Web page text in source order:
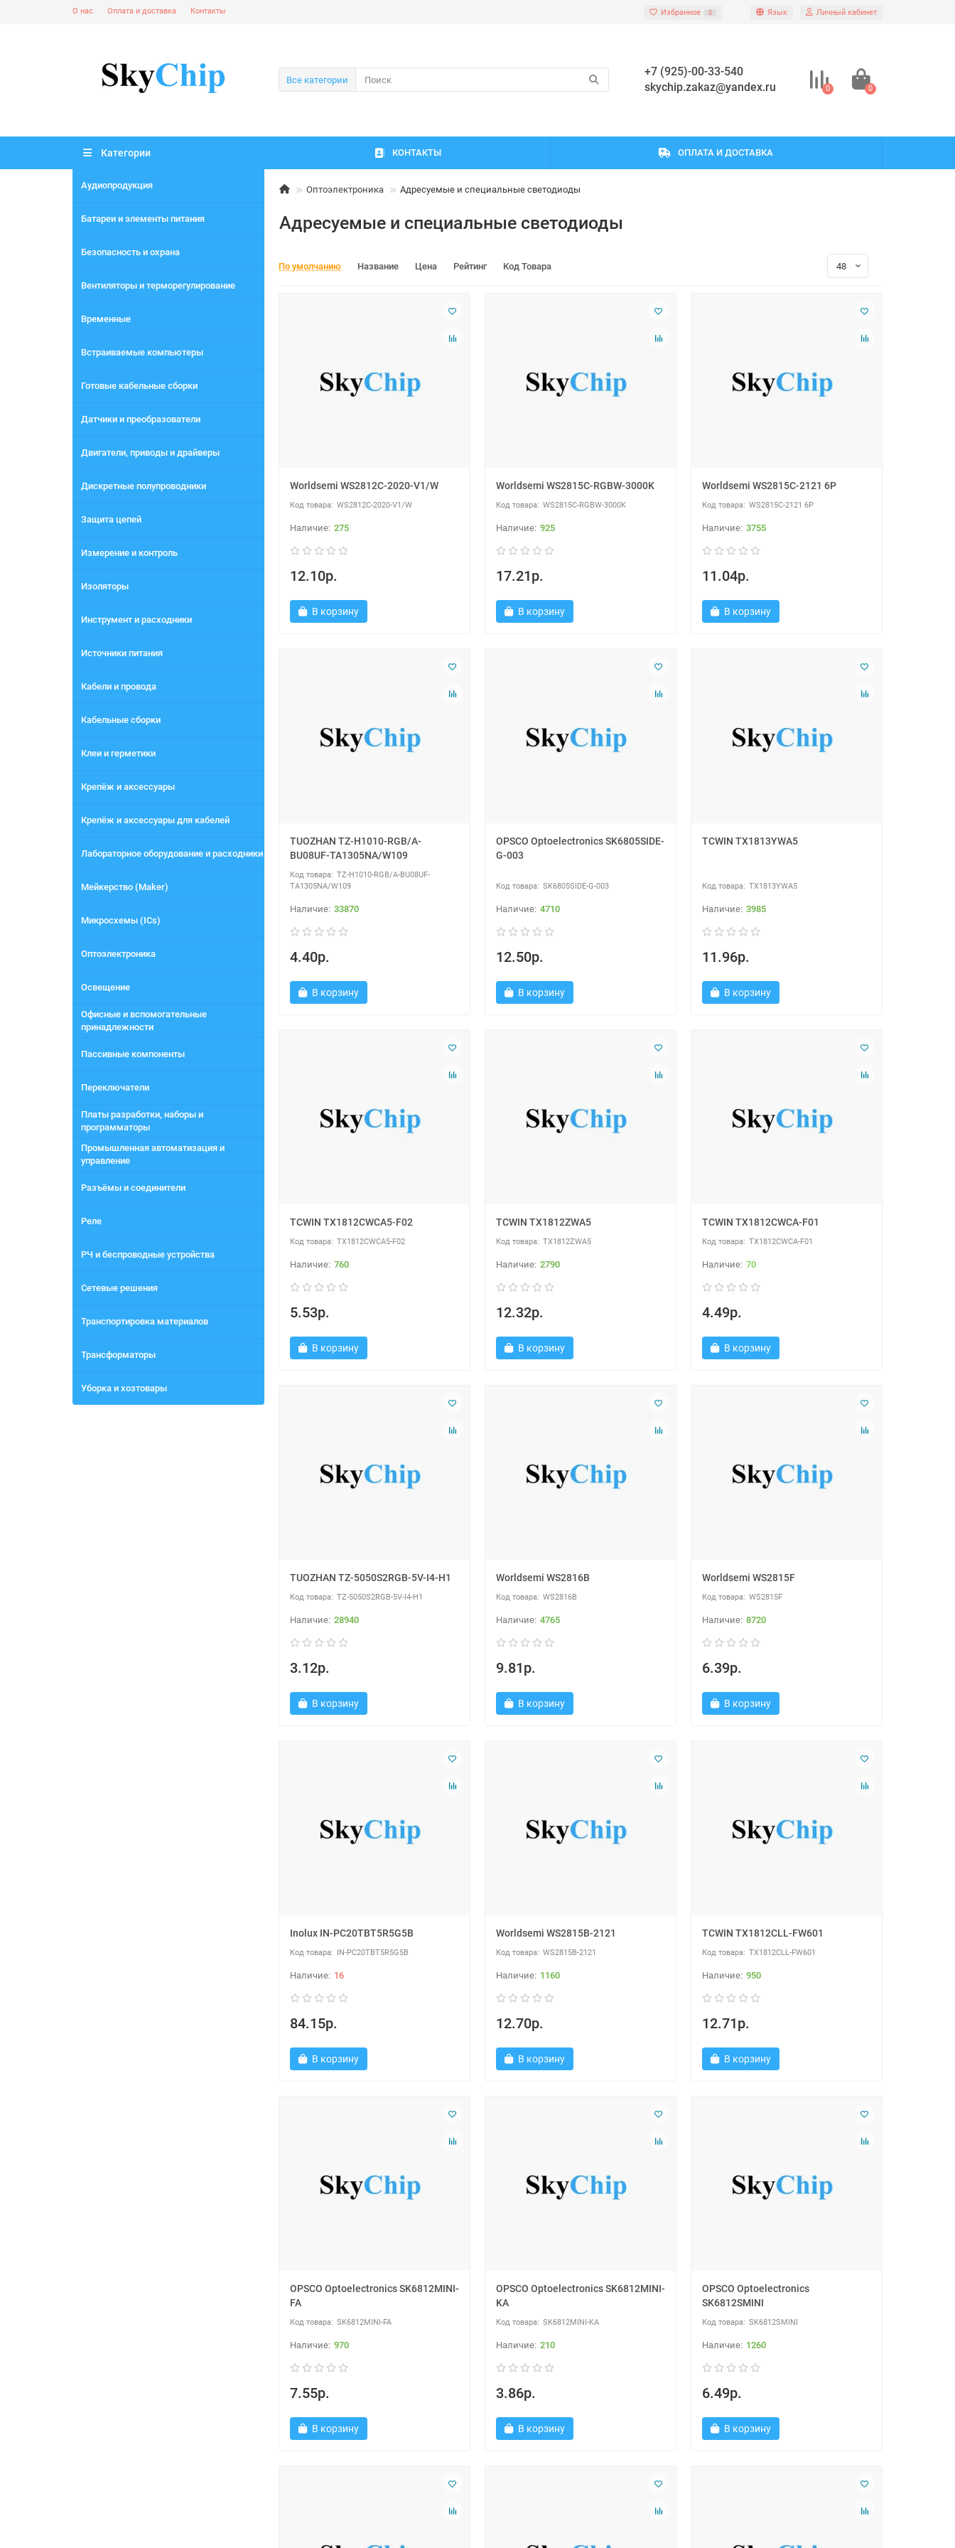
О нас Оплата и доставка Контакты Избранное 0 Язык Личный кабинет
Все категории
+7 (925)-00-33-540
skychip.zakaz@yandex.ru
0 0
Категории
Аудиопродукция
Батареи и элементы питания
Безопасность и охрана
Вентиляторы и терморегулирование
Временные
Встраиваемые компьютеры
Готовые кабельные сборки
Датчики и преобразователи
Двигатели, приводы и драйверы
Дискретные полупроводники
Защита цепей
Измерение и контроль
Изоляторы
Инструмент и расходники
Источники питания
Кабели и провода
Кабельные сборки
Клеи и герметики
Крепёж и аксессуары
Крепёж и аксессуары для кабелей
Лабораторное оборудование и расходники
Мейкерство (Maker)
Микросхемы (ICs)
Оптоэлектроника
Освещение
Офисные и вспомогательные
принадлежности
Пассивные компоненты
Переключатели
Платы разработки, наборы и
программаторы
Промышленная автоматизация и
управление
Разъёмы и соединители
Реле
РЧ и беспроводные устройства
Сетевые решения
Транспортировка материалов
Трансформаторы
Уборка и хозтовары
КОНТАКТЫ ОПЛАТА И ДОСТАВКА
Оптоэлектроника Адресуемые и специальные светодиоды
Адресуемые и специальные светодиоды
По умолчанию Название Цена Рейтинг Код Товара
Worldsemi WS2812C-2020-V1/W
WS2812C-2020-V1/W
275
12.10р.
В корзину
Worldsemi WS2815C-RGBW-3000K
WS2815C-RGBW-3000K
925
17.21р.
В корзину
Worldsemi WS2815C-2121 6P
WS2815C-2121 6P
3755
11.04р.
В корзину
TUOZHAN TZ-H1010-RGB/A-
BU08UF-TA1305NA/W109
TZ-H1010-RGB/A-BU08UF-
TA1305NA/W109
33870
4.40р.
В корзину
OPSCO Optoelectronics SK6805SIDE-
G-003
SK6805SIDE-G-003
4710
12.50р.
В корзину
TCWIN TX1813YWA5
TX1813YWA5
3985
11.96р.
В корзину
TCWIN TX1812CWCA5-F02
TX1812CWCA5-F02
760
5.53р.
В корзину
TCWIN TX1812ZWA5
TX1812ZWA5
2790
12.32р.
В корзину
TCWIN TX1812CWCA-F01
TX1812CWCA-F01
70
4.49р.
В корзину
TUOZHAN TZ-5050S2RGB-5V-I4-H1
TZ-5050S2RGB-5V-I4-H1
28940
3.12р.
В корзину
Worldsemi WS2816B
WS2816B
4765
9.81р.
В корзину
Worldsemi WS2815F
WS2815F
8720
6.39р.
В корзину
Inolux IN-PC20TBT5R5G5B
IN-PC20TBT5R5G5B
16
84.15р.
В корзину
Worldsemi WS2815B-2121
WS2815B-2121
1160
12.70р.
В корзину
TCWIN TX1812CLL-FW601
TX1812CLL-FW601
950
12.71р.
В корзину
OPSCO Optoelectronics SK6812MINI-
FA
SK6812MINI-FA
970
7.55р.
В корзину
OPSCO Optoelectronics SK6812MINI-
KA
SK6812MINI-KA
210
3.86р.
В корзину
OPSCO Optoelectronics
SK6812SMINI
SK6812SMINI
1260
6.49р.
В корзину